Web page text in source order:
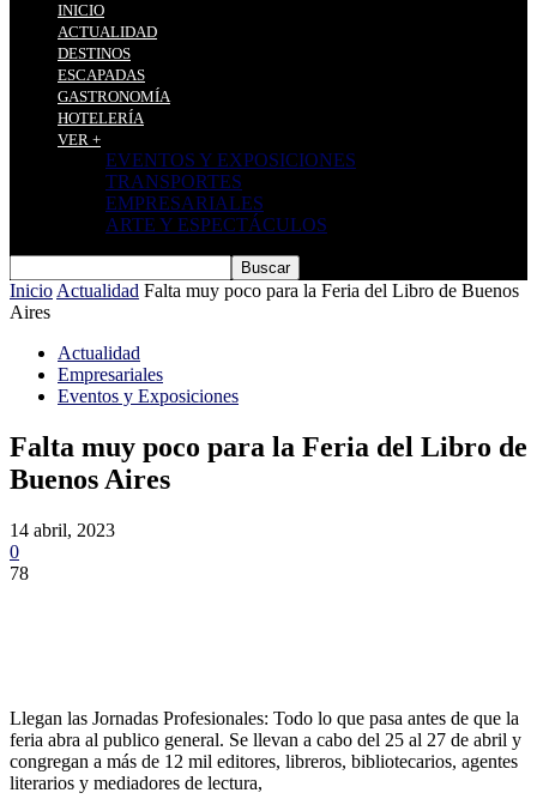
INICIO
ACTUALIDAD
DESTINOS
ESCAPADAS
GASTRONOMÍA
HOTELERÍA
VER +
EVENTOS Y EXPOSICIONES
TRANSPORTES
EMPRESARIALES
ARTE Y ESPECTÁCULOS
Inicio Actualidad Falta muy poco para la Feria del Libro de Buenos
Aires
Actualidad
Empresariales
Eventos y Exposiciones
Falta muy poco para la Feria del Libro de
Buenos Aires
14 abril, 2023
0
78
Llegan las Jornadas Profesionales: Todo lo que pasa antes de que la
feria abra al publico general. Se llevan a cabo del 25 al 27 de abril y
congregan a más de 12 mil editores, libreros, bibliotecarios, agentes
literarios y mediadores de lectura,